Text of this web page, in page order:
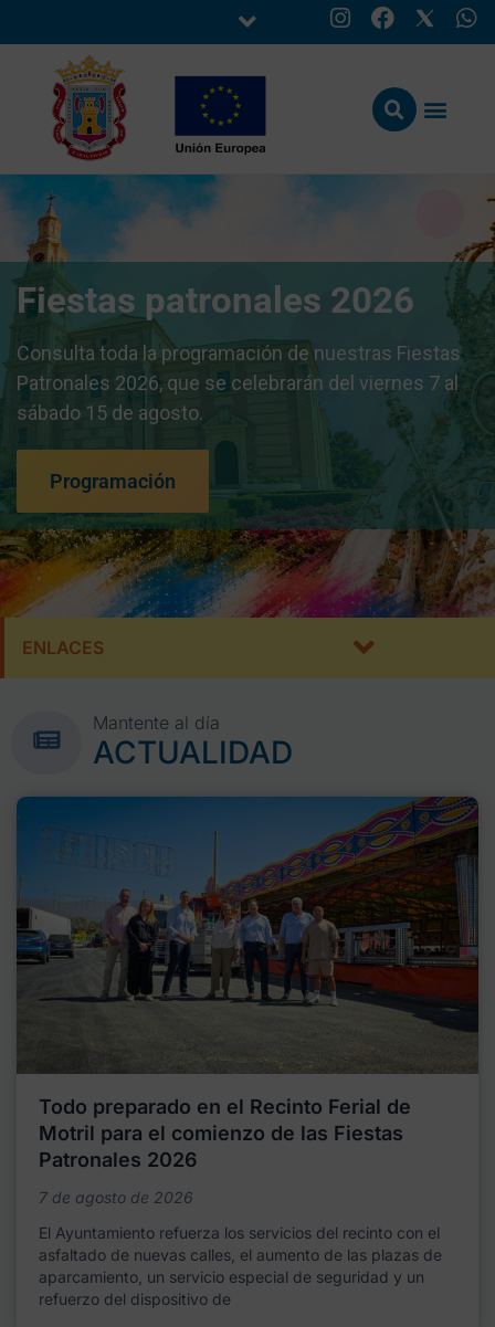
Fiestas patronales 2026
Consulta toda la programación de nuestras Fiestas
Patronales 2026, que se celebrarán del viernes 7 al
sábado 15 de agosto.
Programación
ENLACES
Mantente al día
ACTUALIDAD
Todo preparado en el Recinto Ferial de
Motril para el comienzo de las Fiestas
Patronales 2026
7 de agosto de 2026
El Ayuntamiento refuerza los servicios del recinto con el
asfaltado de nuevas calles, el aumento de las plazas de
aparcamiento, un servicio especial de seguridad y un
refuerzo del dispositivo de